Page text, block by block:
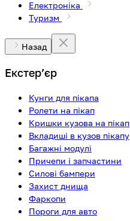
Електроніка
Туризм
Назад
Екстерʼєр
Кунги для пікапа
Ролети на пікап
Кришки кузова на пікап
Вкладиші в кузов пікапу
Багажні модулі
Причепи і запчастини
Силові бампери
Захист днища
Фаркопи
Пороги для авто